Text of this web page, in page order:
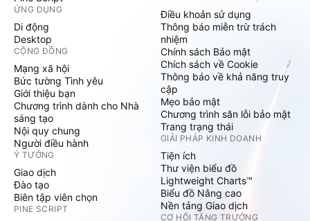
ỨNG DỤNG
Di động
Desktop
CỘNG ĐỒNG
Mạng xã hội
Bức tường Tình yêu
Giới thiệu bạn
Chương trình dành cho Nhà
sáng tạo
Nội quy chung
Người điều hành
Ý TƯỞNG
Giao dịch
Đào tạo
Biên tập viên chọn
PINE SCRIPT
Điều khoản sử dụng
Thông báo miễn trừ trách
nhiệm
Chính sách Bảo mật
Chích sách về Cookie
Thông báo về khả năng truy
cập
Mẹo bảo mật
Chương trình săn lỗi bảo mật
Trang trạng thái
GIẢI PHÁP KINH DOANH
Tiện ích
Thư viện biểu đồ
Lightweight Charts™
Biểu đồ Nâng cao
Nền tảng Giao dịch
CƠ HỘI TĂNG TRƯỞNG